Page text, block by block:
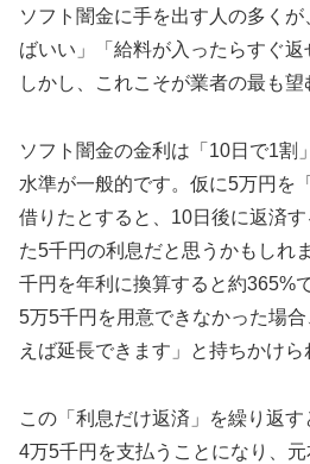
ソフト闇金に手を出す人の多く
ばいい」「給料が入ったらすぐ返
しかし、これこそが業者の最も望
ソフト闇金の金利は「10日で1割
水準が一般的です。仮に5万円を
借りたとすると、10日後に返済
た5千円の利息だと思うかもしれ
千円を年利に換算すると約365%
5万5千円を用意できなかった場
えば延長できます」と持ちかけら
この「利息だけ返済」を繰り返
4万5千円を支払うことになり、